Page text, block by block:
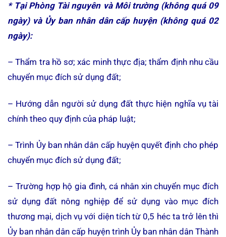
* Tại Phòng Tài nguyên và Môi trường (không quá 09
ngày) và Ủy ban nhân dân cấp huyện (không quá 02
ngày):
– Thẩm tra hồ sơ; xác minh thực địa; thẩm định nhu cầu
chuyển mục đích sử dụng đất;
– Hướng dẫn người sử dụng đất thực hiện nghĩa vụ tài
chính theo quy định của pháp luật;
– Trình Ủy ban nhân dân cấp huyện quyết định cho phép
chuyển mục đích sử dụng đất;
– Trường hợp hộ gia đình, cá nhân xin chuyển mục đích
sử dụng đất nông nghiệp để sử dụng vào mục đích
thương mại, dịch vụ với diện tích từ 0,5 héc ta trở lên thì
Ủy ban nhân dân cấp huyện trình Ủy ban nhân dân Thành